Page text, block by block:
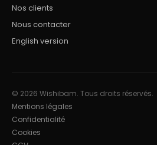
Nos clients
Nous contacter
English version
© 2026 Wishibam. Tous droits réservés.
Mentions légales
Confidentialité
Cookies